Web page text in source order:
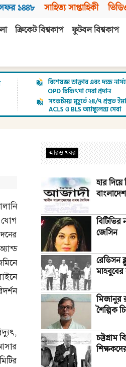
১৪৪৮ সাহিত্য সাপ্তাহিকী
ক্রিকেট বিশ্বকাপ ফুটবল বিশ্বকাপ
যোগ
,
আরও খবর
হার
জেসিন
রেডিসন
মিজানুর
শৈল্পিক
চট্টগ্রাম